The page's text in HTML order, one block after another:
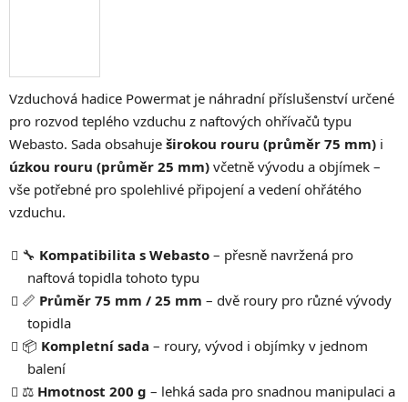
Vzduchová hadice Powermat je náhradní příslušenství určené
pro rozvod teplého vzduchu z naftových ohřívačů typu
Webasto. Sada obsahuje širokou rouru (průměr 75 mm) i
úzkou rouru (průměr 25 mm) včetně vývodu a objímek –
vše potřebné pro spolehlivé připojení a vedení ohřátého
vzduchu.
🔧 Kompatibilita s Webasto – přesně navržená pro
naftová topidla tohoto typu
📏 Průměr 75 mm / 25 mm – dvě roury pro různé vývody
topidla
📦 Kompletní sada – roury, vývod i objímky v jednom
balení
⚖️ Hmotnost 200 g – lehká sada pro snadnou manipulaci a